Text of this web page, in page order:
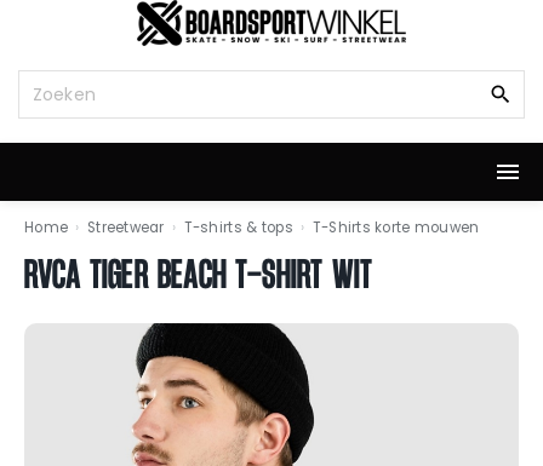
r
e
k
a
Home › Streetwear › T-shirts & tops › T-Shirts korte mouwen
RVCA TIGER BEACH T-SHIRT WIT